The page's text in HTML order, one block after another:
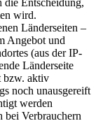
wird.
Länderseiten –
Angebot und
(aus der IP-
Länderseite
bzw. aktiv
noch unausgereift
werden
bei Verbrauchern